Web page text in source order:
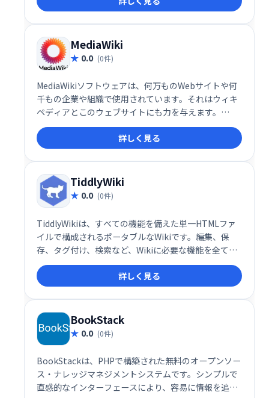
も可能です。手軽に導入できるWikiシステムをお探し
の方に最適です。
MediaWiki
0.0 (0件)
MediaWikiソフトウェアは、何万ものWebサイトや何
千もの企業や組織で使用されています。それはウィキ
ペディアとこのウェブサイトにも力を与えます。
MediaWikiは、知識を収集して整理し、人々が利用で
きるようにするのに役立ちます。それは、強力で、多
言語で、無料でオープンで、拡張可能で、カスタマイ
ズ可能で、信頼性が高く、無料です。
詳しく見る
TiddlyWiki
0.0 (0件)
TiddlyWikiは、すべての機能を備えた単一HTMLファ
イルで構成されるポータブルなWikiです。編集、保
存、タグ付け、検索など、Wikiに必要な機能を全て備
え、スタイルシートのカスタマイズも可能です。単一
ファイルのため、メール送信、Webサーバーへの配
置、USBメモリでの共有など、柔軟な利用が可能で
す。豊富なツールと拡張性のあるプラグインも魅力で
す。
詳しく見る
BookStack
0.0 (0件)
BookStackは、PHPで構築された無料のオープンソー
ス・ナレッジマネジメントシステムです。シンプルで
直感的なインターフェースにより、容易に情報を追